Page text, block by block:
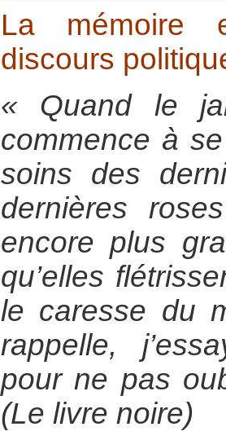
La mémoire
discours
« Quand le
commence à
soins des
dernières
encore plus
qu’elles
le caresse du
rappelle,
pour ne pas
(Le livre noire)